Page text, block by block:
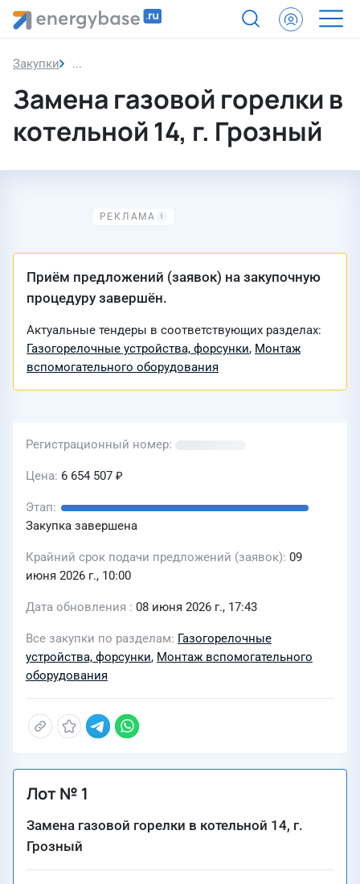
Закупки Закупка
Замена газовой горелки в
котельной 14, г. Грозный
Приём предложений (заявок) на закупочную
процедуру завершён.
Актуальные тендеры в соответствующих разделах:
Газогорелочные устройства, форсунки, Монтаж
вспомогательного оборудования
Регистрационный номер
Цена 6 654 507 ₽
Этап
Закупка завершена
Крайний срок подачи предложений (заявок) 09
июня 2026 г., 10:00
Дата обновления 08 июня 2026 г., 17:43
Все закупки по разделам Газогорелочные
устройства, форсунки, Монтаж вспомогательного
оборудования
Лот № 1
Замена газовой горелки в котельной 14, г.
Грозный